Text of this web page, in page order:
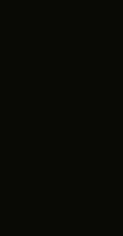
in a new tab
tab
a new tab
tab